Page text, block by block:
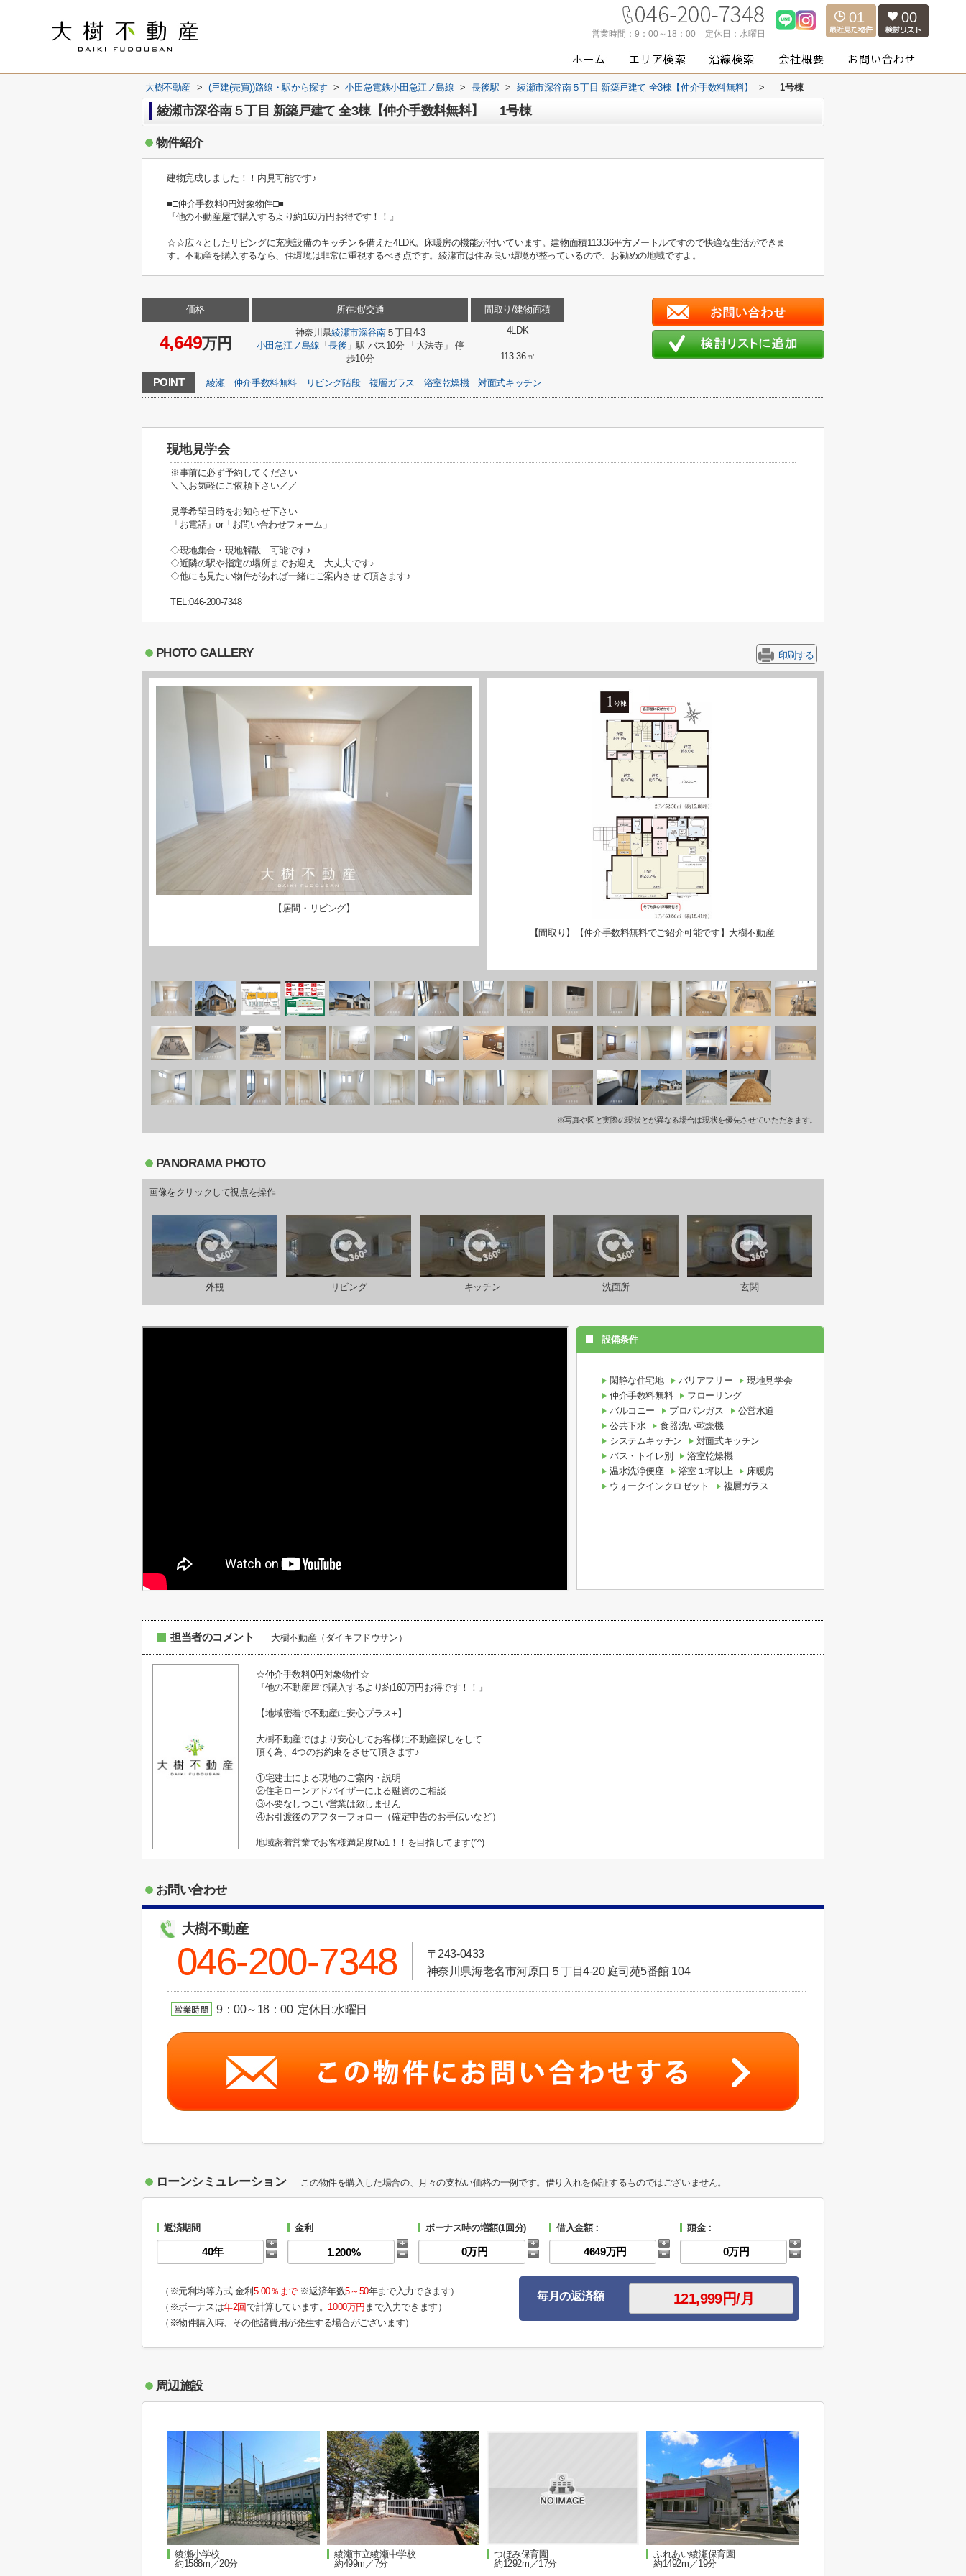
営業時間： 9：00～18：00 定休日： 水曜日
01 00
大樹不動産 > (戸建(売買))路線・駅から探す > 小田急電鉄小田急江ノ島線 > 長後駅 > 綾瀬市深谷南５丁目 新築戸建て 全3棟【仲介手数料無料】 > 1号棟
綾瀬市深谷南５丁目 新築戸建て 全3棟【仲介手数料無料】 1号棟
物件紹介
建物完成しました！！内見可能です♪
■□仲介手数料0円対象物件□■
『他の不動産屋で購入するより約160万円お得です！！』
☆☆広々としたリビングに充実設備のキッチンを備えた4LDK。床暖房の機能が付いています。建物面積113.36平方メートルですので快適な生活ができま
す。不動産を購入するなら、住環境は非常に重視するべき点です。綾瀬市は住み良い環境が整っているので、お勧めの地域ですよ。
価格
4,649万円
所在地/交通
神奈川県綾瀬市深谷南５丁目4-3
小田急江ノ島線 「長後 」駅 バス10分 「大法寺」 停
歩10分
間取り/建物面積
4LDK
113.36㎡
POINT 綾瀬 仲介手数料無料 リビング階段 複層ガラス 浴室乾燥機 対面式キッチン
現地見学会
※事前に必ず予約してください
＼＼お気軽にご依頼下さい／／
見学希望日時をお知らせ下さい
「お電話」or「お問い合わせフォーム」
◇現地集合・現地解散 可能です♪
◇近隣の駅や指定の場所までお迎え 大丈夫です♪
◇他にも見たい物件があれば一緒にご案内させて頂きます♪
TEL:046-200-7348
PHOTO GALLERY 印刷する
【居間・リビング】
【間取り】【仲介手数料無料でご紹介可能です】大樹不動産
※写真や図と実際の現状とが異なる場合は現状を優先させていただきます。
PANORAMA PHOTO
画像をクリックして視点を操作
外観 リビング キッチン 洗面所 玄関
設備条件
閑静な住宅地 バリアフリー
現地見学会
仲介手数料無料
フローリング
バルコニー
プロパンガス
公営水道
公共下水
食器洗い乾燥機
システムキッチン
対面式キッチン
バス・トイレ別
浴室乾燥機
温水洗浄便座
浴室１坪以上
床暖房
ウォークインクロゼット
複層ガラス
担当者のコメント 大樹不動産（ダイキフドウサン）
☆仲介手数料0円対象物件☆
『他の不動産屋で購入するより約160万円お得です！！』
【地域密着で不動産に安心プラス+】
大樹不動産ではより安心してお客様に不動産探しをして
頂く為、4つのお約束をさせて頂きます♪
①宅建士による現地のご案内・説明
②住宅ローンアドバイザーによる融資のご相談
③不要なしつこい営業は致しません
④お引渡後のアフターフォロー（確定申告のお手伝いなど）
地域密着営業でお客様満足度No1！！を目指してます(^^)
お問い合わせ
大樹不動産
046-200-7348
〒243-0433
神奈川県海老名市河原口５丁目4-20 庭司苑5番館 104
9：00～18：00 定休日:水曜日
ローンシミュレーション この物件を購入した場合の、月々の支払い価格の一例です。借り入れを保証するものではございません。
返済期間 金利 ボーナス時の増額(1回分) 借入金額： 頭金：
（※元利均等方式 金利 5.00％まで※返済年数5～50年まで入力できます）
（※ボーナスは年2回で計算しています。 1000万円 まで入力できます）
（※物件購入時、その他諸費用が発生する場合がございます）
毎月の返済額
周辺施設
綾瀬小学校
約1588m／20分
綾瀬市立綾瀬中学校
約499m／7分
つぼみ保育園
約1292m／17分
ふれあい綾瀬保育園
約1492m／19分